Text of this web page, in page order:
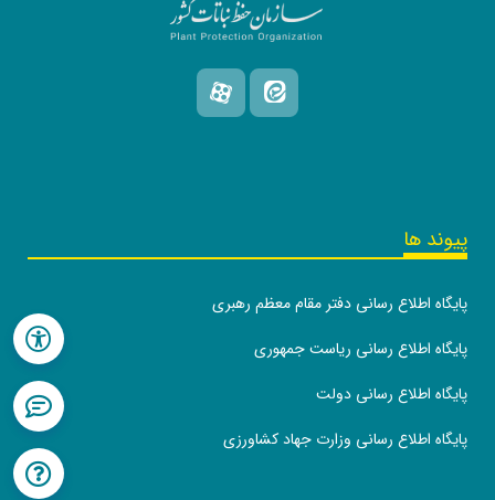
پیوند ها
پایگاه اطلاع رسانی دفتر مقام معظم رهبری
پایگاه اطلاع رسانی ریاست جمهوری
پایگاه اطلاع رسانی دولت
پایگاه اطلاع رسانی وزارت جهاد کشاورزی